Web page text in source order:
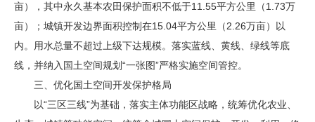
亩），其中永久基本农田保护面积不低于11.55平方公里（1.73万
亩）；城镇开发边界面积控制在15.04平方公里（2.26万亩）以
内。用水总量不超过上级下达规模。落实蓝线、黄线、绿线等底
线，并纳入国土空间规划“一张图”严格实施空间管控。
三、优化国土空间开发保护格局
以“三区三线”为基础，落实主体功能区战略，统筹优化农业、